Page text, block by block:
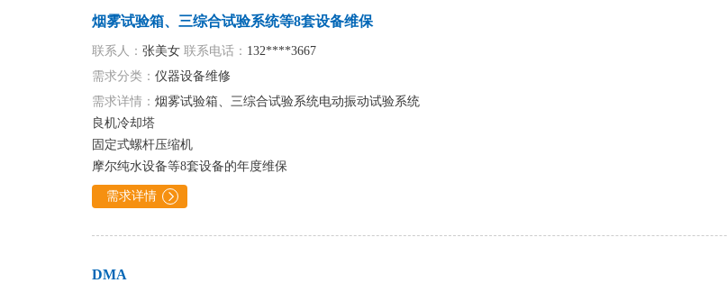
烟雾试验箱、三综合试验系统等8套设备维保
联系人： 张美女 联系电话： 132****3667
需求分类： 仪器设备维修
需求详情： 烟雾试验箱、三综合试验系统电动振动试验系统
良机冷却塔
固定式螺杆压缩机
摩尔纯水设备等8套设备的年度维保
需求详情 
DMA